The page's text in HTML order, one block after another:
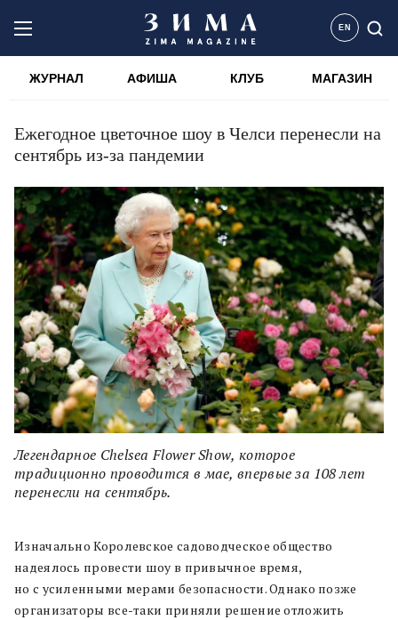
EN
ЖУРНАЛ АФИША КЛУБ МАГАЗИН
Ежегодное цветочное шоу в Челси перенесли на
сентябрь из-за пандемии
Легендарное Chelsea Flower Show, которое
традиционно проводится в мае, впервые за 108 лет
перенесли на сентябрь.
Изначально Королевское садоводческое общество
надеялось провести шоу в привычное время,
но с усиленными мерами безопасности. Однако позже
организаторы все-таки приняли решение отложить